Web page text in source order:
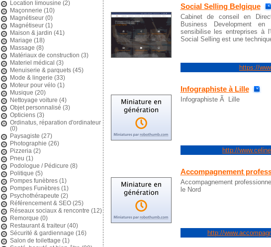
Location limousine (2)
Maçonnerie (10)
Magnétiseur(0)
Magnétiseur(1)
Maison & jardin (41)
Mariage (18)
Massage (8)
Matériaux de construction (3)
Materiel médical (3)
Menuiserie & parquets(45)
Mode & lingerie (33)
Moteur pour vélo (1)
Musique (20)
Nettoyage voiture (4)
Objet personnalisé (3)
Opticiens(3)
Ordinatus, réparation d'ordinateur
(0)
Paysagiste (27)
Photographie (26)
Pizzeria (2)
Pneu (1)
Podologue / Pédicure (8)
Politique (5)
Pompes funèbres(1)
Pompes Funèbres(1)
Psychothérapeute (2)
Référencement & SEO(25)
Réseaux sociaux & rencontre (12)
Remorque (0)
Restaurant & traiteur(40)
Sécurité & gardiennage (16)
Salon de toilettage (1)
Social Selling Belgique
Cabinet de conseil en
Business Development en
sensibilise les entreprises à
Social Selling est une
https://
Infographiste à Lille
Infographiste Ã Lille
http://
Accompagnement
Accompagnement
le Nord
http://